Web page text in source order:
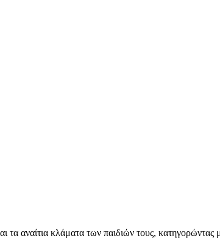
αναίτια κλάματα των παιδιών τους, κατηγορώντας